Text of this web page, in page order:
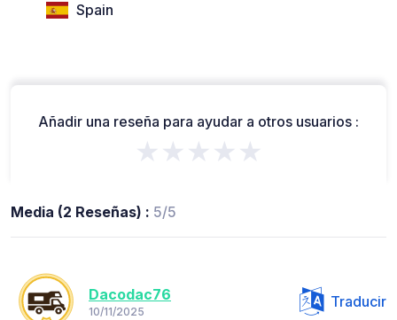
Spain
Añadir una reseña para ayudar a otros usuarios :
★★★★★
Media (2 Reseñas) : 5/5
Dacodac76
10/11/2025
Traducir